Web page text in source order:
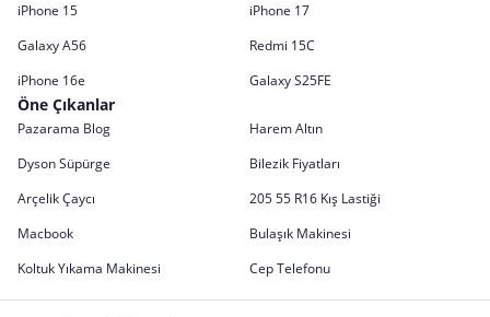
iPhone 15
iPhone 17
Galaxy A56
Redmi 15C
iPhone 16e
Galaxy S25FE
Öne Çıkanlar
Pazarama Blog
Harem Altın
Dyson Süpürge
Bilezik Fiyatları
Arçelik Çaycı
205 55 R16 Kış Lastiği
Macbook
Bulaşık Makinesi
Koltuk Yıkama Makinesi
Cep Telefonu